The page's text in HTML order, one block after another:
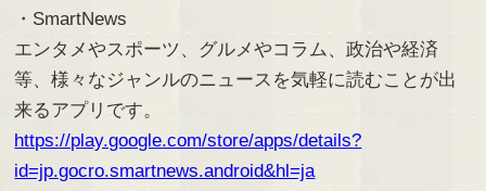
・SmartNews
エンタメやスポーツ、グルメやコラム、政治や経済
等、様々なジャンルのニュースを気軽に読むことが出
来るアプリです。
https://play.google.com/store/apps/details?
id=jp.gocro.smartnews.android&hl=ja